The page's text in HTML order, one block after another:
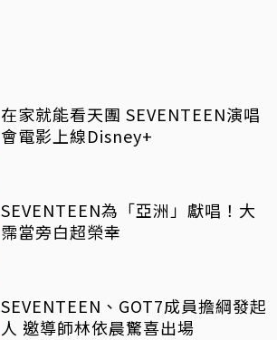
在家就能看天團 SEVENTEEN演唱
會電影上線Disney+
SEVENTEEN為「亞洲」獻唱！大
霈當旁白超榮幸
SEVENTEEN、GOT7成員擔綱發起
人 邀導師林依晨驚喜出場